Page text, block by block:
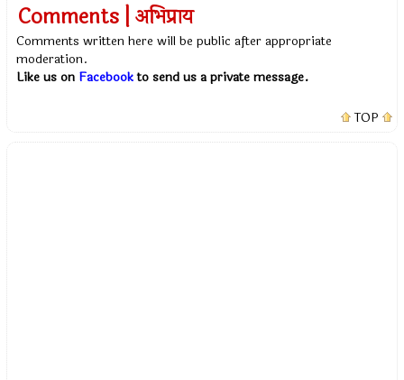
Comments | अभिप्राय
Comments written here will be public after appropriate
moderation.
Like us on Facebookto send us a private message.
TOP